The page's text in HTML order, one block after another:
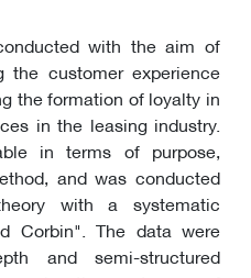
with the aim of
the customer experience
the formation of loyalty in
in the leasing industry.
in terms of purpose,
and was conducted
with a systematic
Corbin". The data were
and semi-structured